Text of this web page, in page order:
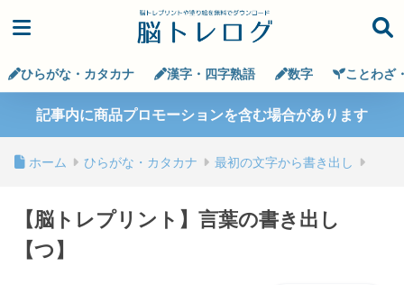
ひらがな・カタカナ 漢字・四字熟語 数字 ことわざ
記事内に商品プロモーションを含む場合があります
ホーム ひらがな・カタカナ 最初の文字から書き出し
【脳トレプリント】言葉の書き出し
【つ】